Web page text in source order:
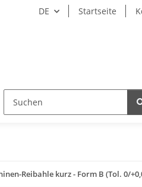
DE Startseite
Reibahle kurz - Form B (Tol. 0/